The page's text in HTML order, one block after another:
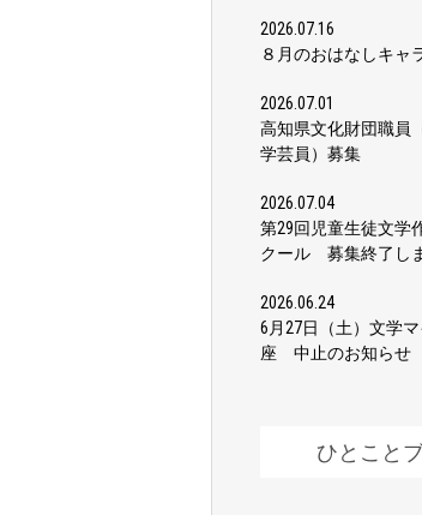
2026.07.16
８月のおはなしキャ
2026.07.01
高知県文化財団職員
学芸員）募集
2026.07.04
第29回児童生徒文学
クール 募集終了し
2026.06.24
6月27日（土）文学
座 中止のお知らせ
ひとこと